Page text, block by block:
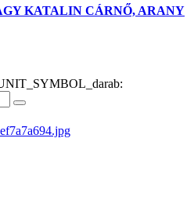
KATALIN CÁRNŐ, ARANY